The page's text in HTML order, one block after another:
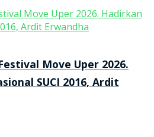
Move Uper 2026.
SUCI 2016, Ardit